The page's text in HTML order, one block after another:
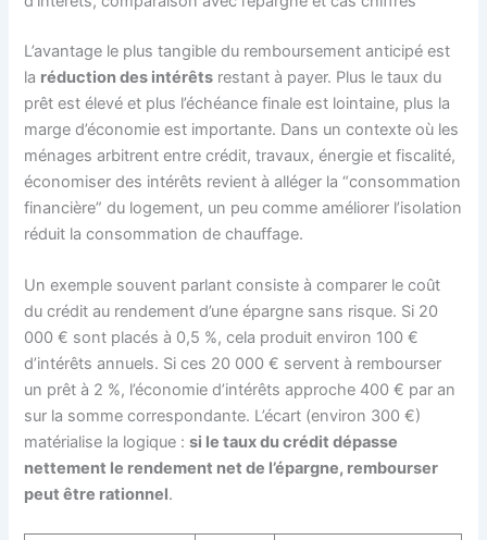
L’avantage le plus tangible du remboursement anticipé est
la réduction des intérêts restant à payer. Plus le taux du
prêt est élevé et plus l’échéance finale est lointaine, plus la
marge d’économie est importante. Dans un contexte où les
ménages arbitrent entre crédit, travaux, énergie et fiscalité,
économiser des intérêts revient à alléger la “consommation
financière” du logement, un peu comme améliorer l’isolation
réduit la consommation de chauffage.
Un exemple souvent parlant consiste à comparer le coût
du crédit au rendement d’une épargne sans risque. Si 20
000 € sont placés à 0,5 %, cela produit environ 100 €
d’intérêts annuels. Si ces 20 000 € servent à rembourser
un prêt à 2 %, l’économie d’intérêts approche 400 € par an
sur la somme correspondante. L’écart (environ 300 €)
matérialise la logique :si le taux du crédit dépasse
nettement le rendement net de l’épargne, rembourser
peut être rationnel.